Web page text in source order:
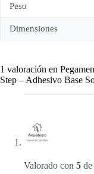
Peso
Dimensiones
1 valoración en
Step – Adhesivo Base
Valorado con 5